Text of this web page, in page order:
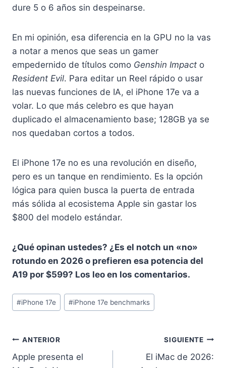
dure 5 o 6 años sin despeinarse.
En mi opinión, esa diferencia en la GPU no la vas
a notar a menos que seas un gamer
empedernido de títulos como Genshin Impact o
Resident Evil. Para editar un Reel rápido o usar
las nuevas funciones de IA, el iPhone 17e va a
volar. Lo que más celebro es que hayan
duplicado el almacenamiento base; 128GB ya se
nos quedaban cortos a todos.
El iPhone 17e no es una revolución en diseño,
pero es un tanque en rendimiento. Es la opción
lógica para quien busca la puerta de entrada
más sólida al ecosistema Apple sin gastar los
$800 del modelo estándar.
¿Qué opinan ustedes? ¿Es el notch un «no»
rotundo en 2026 o prefieren esa potencia del
A19 por $599? Los leo en los comentarios.
Etiquetas
de
entrada:
#iPhone 17e #iPhone 17e benchmarks
Navegación
de
ANTERIOR
Apple presenta el
SIGUIENTE
El iMac de 2026: